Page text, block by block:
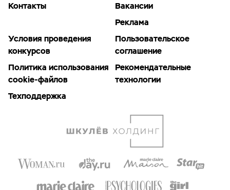
Контакты
Вакансии
Реклама
Условия проведения
конкурсов
Пользовательское
соглашение
Политика использования
cookie-файлов
Рекомендательные
технологии
Техподдержка